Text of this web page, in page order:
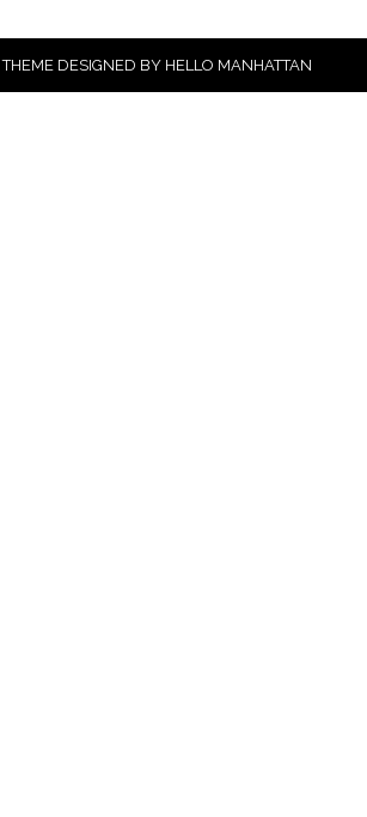
DESIGNED BY HELLO MANHATTAN